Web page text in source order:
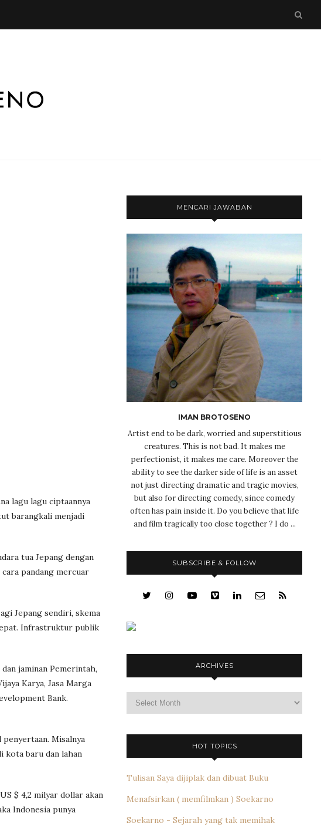
lagu lagu ciptaannya
barangkali menjadi
tua Jepang dengan
pandang mercuar
Jepang sendiri, skema
Infrastruktur publik
jaminan Pemerintah,
Karya, Jasa Marga
Bank.
Misalnya
kota baru dan lahan
$ 4,2 milyar dollar akan
Indonesia punya
MENCARI JAWABAN
IMAN BROTOSENO
Artist end to be dark, worried and superstitious
creatures. This is not bad. It makes me
perfectionist, it makes me care. Moreover the
ability to see the darker side of life is an asset
not just directing dramatic and tragic movies,
but also for directing comedy, since comedy
often has pain inside it. Do you believe that life
and film tragically too close together ? I do ...
SUBSCRIBE & FOLLOW
ARCHIVES
HOT TOPICS
Tulisan Saya dijiplak dan dibuat Buku
Menafsirkan ( memfilmkan ) Soekarno
Soekarno - Sejarah yang tak memihak